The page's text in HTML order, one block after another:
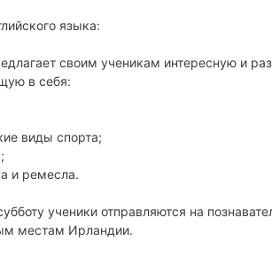
языка:
своим ученикам интересную и
в себя:
виды спорта;
и ремесла.
ученики отправляются на
местам Ирландии.